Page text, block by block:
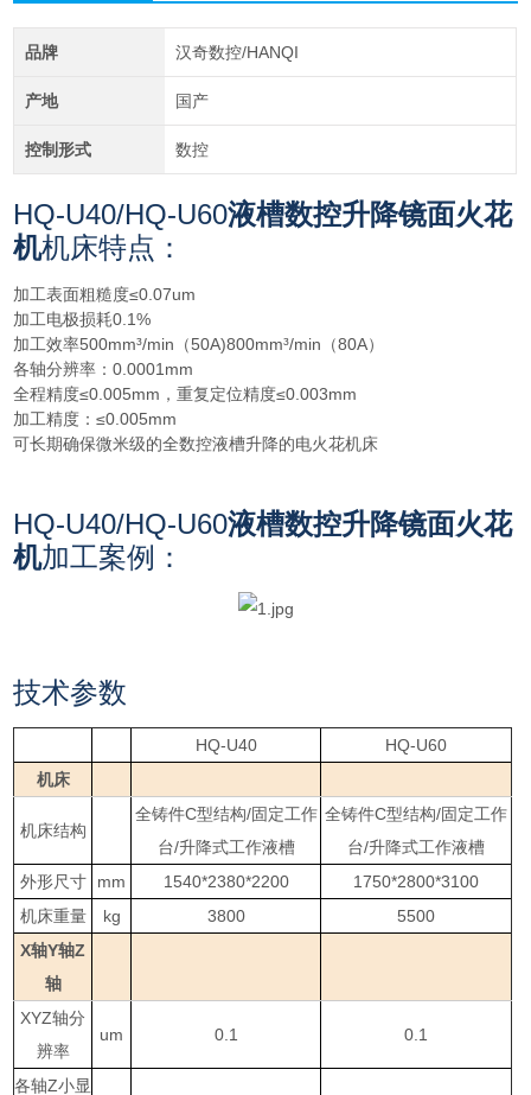
品牌 汉奇数控/HANQI
产地 国产
控制形式 数控
HQ-U40/HQ-U60液槽数控升降镜面火花
机机床特点：
加工表面粗糙度≤0.07um
加工电极损耗0.1%
加工效率500mm³/min（50A)800mm³/min（80A）
各轴分辨率：0.0001mm
全程精度≤0.005mm，重复定位精度≤0.003mm
加工精度：≤0.005mm
可长期确保微米级的全数控液槽升降的电火花机床
HQ-U40/HQ-U60液槽数控升降镜面火花
机加工案例 ：
技术参数
HQ-U40
HQ-U60
机床
机床结构
全铸件C型结构/固定工作
台/升降式工作液槽
全铸件C型结构/固定工作
台/升降式工作液槽
外形尺寸
mm 1540*2380*2200
1750*2800*3100
机床重量
kg 3800
5500
X轴Y轴Z
轴
XYZ轴分
辨率
um 0.1 0.1
各轴Z小显